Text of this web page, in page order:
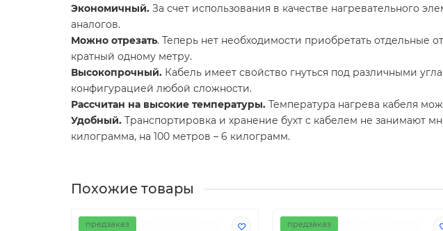
Экономичный. За счет использования в качестве нагревательного
аналогов.
Можно отрезать. Теперь нет необходимости приобретать отдельные
кратный одному метру.
Высокопрочный. Кабель имеет свойство гнуться под различными
конфигурацией любой сложности.
Рассчитан на высокие температуры. Температура нагрева кабеля
Удобный. Транспортировка и хранение бухт с кабелем не занимают
килограмма, на 100 метров – 6 килограмм.
Похожие товары
предзаказ предзаказ